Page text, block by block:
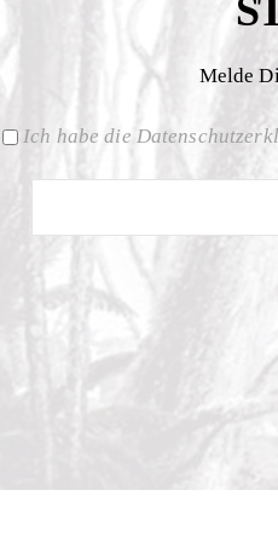
Melde
Ich habe die